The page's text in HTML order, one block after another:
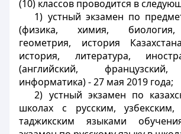
(10) классов проводится в
1) устный экзамен по
(физика, химия, биология,
геометрия, история
история, литература,
(английский,
информатика) - 27 мая 2019 года;
2) устный экзамен по
школах с русским,
таджикским языками